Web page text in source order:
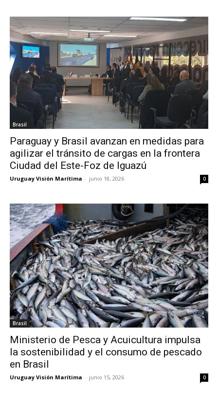
Brasil
Paraguay y Brasil avanzan en medidas para
agilizar el tránsito de cargas en la frontera
Ciudad del Este-Foz de Iguazú
Uruguay Visión Marítima - junio 18, 2026 0
Brasil
Ministerio de Pesca y Acuicultura impulsa
la sostenibilidad y el consumo de pescado
en Brasil
Uruguay Visión Marítima - junio 15, 2026 0